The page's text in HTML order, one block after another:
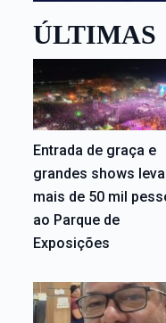
ÚLTIMAS
Entrada de graça e
grandes shows
mais de 50 mil
ao Parque de
Exposições